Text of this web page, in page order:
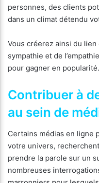
personnes, des clients
dans un climat détendu
Vous créerez ainsi du
sympathie et de
pour gagner en popularité.
Contribuer à
au sein de
Certains médias en ligne
votre univers,
prendre la parole sur un
nombreuses